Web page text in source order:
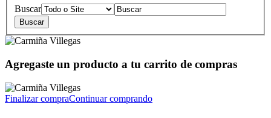
Buscar
Agregaste un producto a tu carrito de compras
Finalizar compraContinuar comprando